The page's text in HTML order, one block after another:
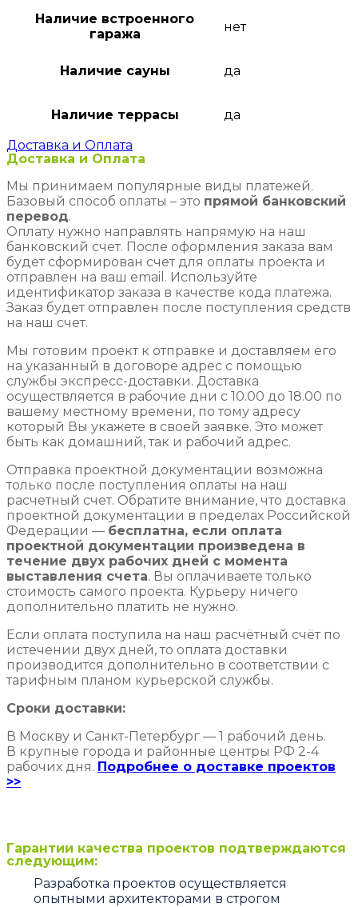
Наличие встроенного
гаража
нет
Наличие сауны да
Наличие террасы
да
Доставка и Оплата
Доставка и Оплата
Мы принимаем популярные виды платежей.
Базовый способ оплаты – это прямой банковский
перевод.
Оплату нужно направлять напрямую на наш
банковский счет. После оформления заказа вам
будет сформирован счет для оплаты проекта и
отправлен на ваш email. Используйте
идентификатор заказа в качестве кода платежа.
Заказ будет отправлен после поступления средств
на наш счет.
Мы готовим проект к отправке и доставляем его
на указанный в договоре адрес с помощью
службы экспресс-доставки. Доставка
осуществляется в рабочие дни с 10.00 до 18.00 по
вашему местному времени, по тому адресу
который Вы укажете в своей заявке. Это может
быть как домашний, так и рабочий адрес.
Отправка проектной документации возможна
только после поступления оплаты на наш
расчетный счет. Обратите внимание, что доставка
проектной документации в пределах Российской
Федерации — бесплатна, если оплата
проектной документации произведена в
течение двух рабочих дней с момента
выставления счета. Вы оплачиваете только
стоимость самого проекта. Курьеру ничего
дополнительно платить не нужно.
Если оплата поступила на наш расчётный счёт по
истечении двух дней, то оплата доставки
производится дополнительно в соответствии с
тарифным планом курьерской службы.
Сроки доставки:
В Москву и Санкт-Петербург — 1 рабочий день.
В крупные города и районные центры РФ 2-4
рабочих дня. Подробнее о доставке проектов
>>
Гарантии качества проектов подтверждаются
следующим:
Разработка проектов осуществляется
опытными архитекторами в строгом